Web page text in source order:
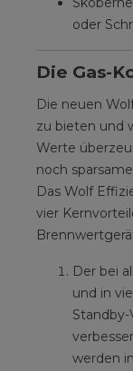
oder
Die Gas-
Die neuen
zu bieten und
Werte
noch
Das Wolf
vier
Der bei
und in
werden